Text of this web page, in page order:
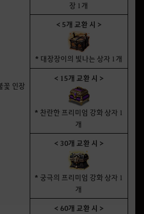
꽃 인장
장 1개
< 5개 교환 시 >
* 대장장이의 빛나는 상자 1개
< 15개 교환 시 >
* 찬란한 프리미엄 강화 상자 1
개
< 30개 교환 시 >
* 궁극의 프리미엄 강화 상자 1
개
< 60개 교환 시 >